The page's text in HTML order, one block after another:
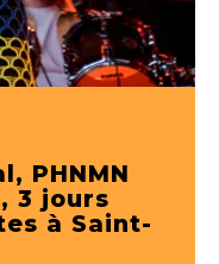
PHNMN
3 jours
à Saint-